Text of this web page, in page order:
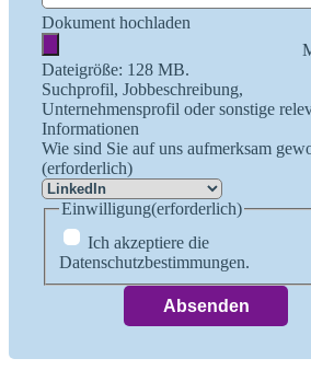
Dokument hochladen
Dateigröße: 128 MB.
Suchprofil, Jobbeschreibung,
Unternehmensprofil oder sonstige
Informationen
Wie sind Sie auf uns aufmerksam
(erforderlich)
Einwilligung(erforderlich)
Ich akzeptiere die
Datenschutzbestimmungen.